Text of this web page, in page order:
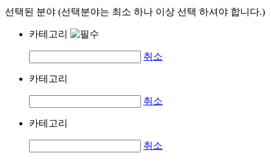
선택된 분야 (선택분야는 최소 하나 이상 선택 하셔야 합니다.)
카테고리
취소
카테고리
취소
카테고리
취소